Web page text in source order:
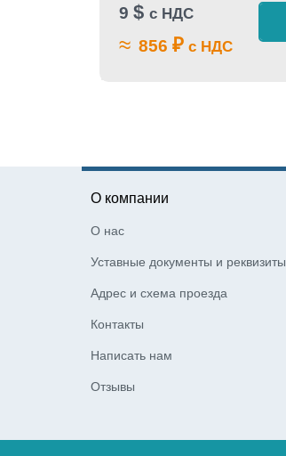
9 $ с НДС
≈ 856 ₽ с НДС
О компании
О нас
Уставные документы и реквизиты
Адрес и схема проезда
Контакты
Написать нам
Отзывы